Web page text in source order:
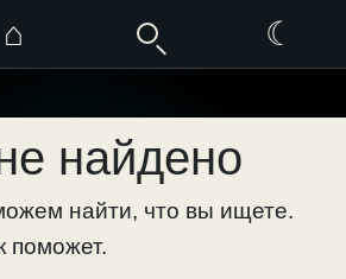
⌂ ☾
найдено
найти, что вы ищете.
поможет.